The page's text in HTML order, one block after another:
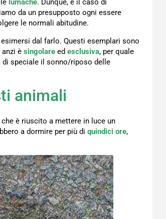
lumache. Dunque, è il caso di
da un presupposto ogni essere
le normali abitudine.
dal farlo. Questi esemplari sono
è singolare ed esclusiva, per quale
di speciale il sonno/riposo delle
animali
che è riuscito a mettere in luce un
a dormire per più di quindici ore,